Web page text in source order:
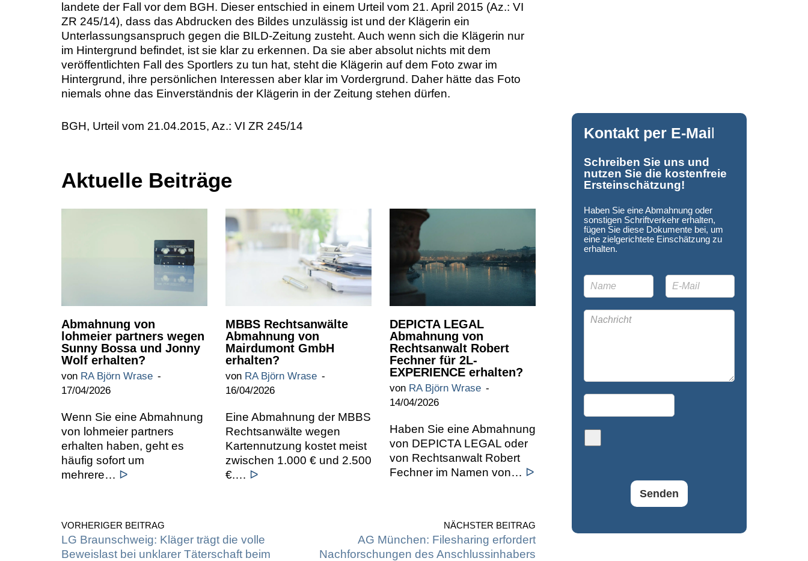
landete der Fall vor dem BGH. Dieser entschied in einem Urteil vom 21. April 2015 (Az.: VI
ZR 245/14), dass das Abdrucken des Bildes unzulässig ist und der Klägerin ein
Unterlassungsanspruch gegen die BILD-Zeitung zusteht. Auch wenn sich die Klägerin nur
im Hintergrund befindet, ist sie klar zu erkennen. Da sie aber absolut nichts mit dem
veröffentlichten Fall des Sportlers zu tun hat, steht die Klägerin auf dem Foto zwar im
Hintergrund, ihre persönlichen Interessen aber klar im Vordergrund. Daher hätte das Foto
niemals ohne das Einverständnis der Klägerin in der Zeitung stehen dürfen.
BGH, Urteil vom 21.04.2015, Az.: VI ZR 245/14
Aktuelle Beiträge
Abmahnung von
lohmeier partners wegen
Sunny Bossa und Jonny
Wolf erhalten?
von RA Björn Wrase
17/04/2026
Wenn Sie eine Abmahnung
von lohmeier partners
erhalten haben, geht es
häufig sofort um
mehrere… ᐅ
MBBS Rechtsanwälte
Abmahnung von
Mairdumont GmbH
erhalten?
von RA Björn Wrase
16/04/2026
Eine Abmahnung der MBBS
Rechtsanwälte wegen
Kartennutzung kostet meist
zwischen 1.000 € und 2.500
€.… ᐅ
DEPICTA LEGAL
Abmahnung von
Rechtsanwalt Robert
Fechner für 2L-
EXPERIENCE erhalten?
von RA Björn Wrase
14/04/2026
Haben Sie eine Abmahnung
von DEPICTA LEGAL oder
von Rechtsanwalt Robert
Fechner im Namen von… ᐅ
VORHERIGER BEITRAG
LG Braunschweig: Kläger trägt die volle
Beweislast bei unklarer Täterschaft beim
NÄCHSTER BEITRAG
AG München: Filesharing erfordert
Nachforschungen des Anschlussinhabers
Kontakt per E-Mail
Schreiben Sie uns und
nutzen Sie die kostenfreie
Ersteinschätzung!
Haben Sie eine Abmahnung oder
sonstigen Schriftverkehr erhalten,
fügen Sie diese Dokumente bei, um
eine zielgerichtete Einschätzung zu
erhalten.
Senden